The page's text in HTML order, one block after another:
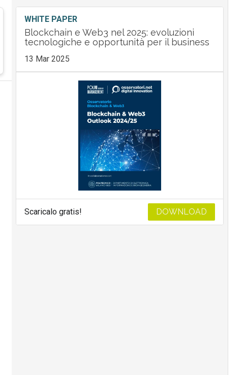
WHITE PAPER
Blockchain e Web3 nel 2025: evoluzioni
tecnologiche e opportunità per il business
13 Mar 2025
Scaricalo gratis! DOWNLOAD